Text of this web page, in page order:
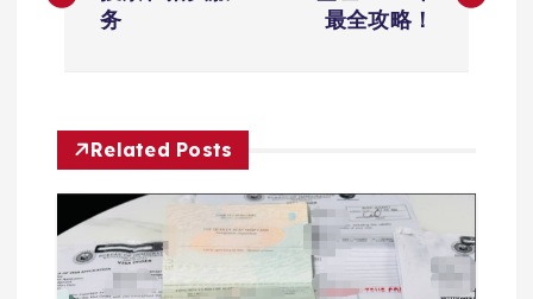
航
务
最全攻略！
Related Posts